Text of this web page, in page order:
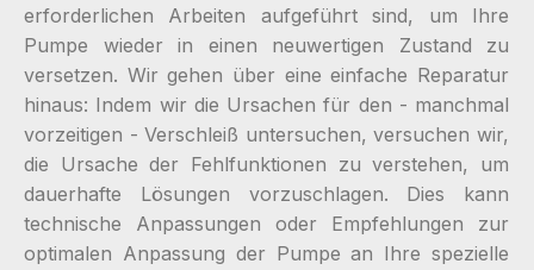
erforderlichen Arbeiten aufgeführt sind, um Ihre
Pumpe wieder in einen neuwertigen Zustand zu
versetzen. Wir gehen über eine einfache Reparatur
hinaus: Indem wir die Ursachen für den - manchmal
vorzeitigen - Verschleiß untersuchen, versuchen wir,
die Ursache der Fehlfunktionen zu verstehen, um
dauerhafte Lösungen vorzuschlagen. Dies kann
technische Anpassungen oder Empfehlungen zur
optimalen Anpassung der Pumpe an Ihre spezielle